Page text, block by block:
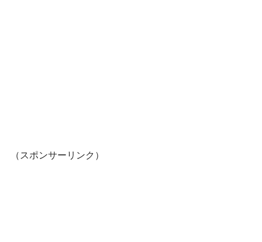
（スポンサーリンク）